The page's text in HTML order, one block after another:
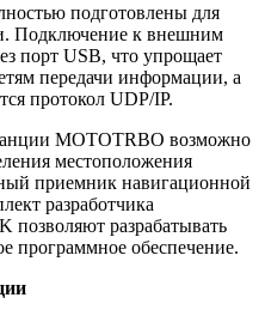
подготовлены для
Подключение к внешним
порт USB, что упрощает
передачи информации, а
протокол UDP/IP.
MOTOTRBO возможно
местоположения
приемник навигационной
разработчика
позволяют разрабатывать
программное обеспечение.